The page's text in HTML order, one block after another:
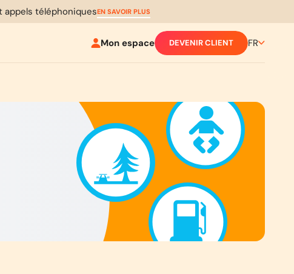
appels téléphoniquesEN SAVOIR PLUS
Mon espace DEVENIR CLIENT FR